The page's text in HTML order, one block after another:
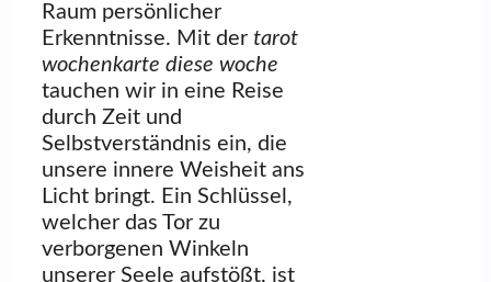
Raum persönlicher
Erkenntnisse. Mit der tarot
wochenkarte diese woche
tauchen wir in eine Reise
durch Zeit und
Selbstverständnis ein, die
unsere innere Weisheit ans
Licht bringt. Ein Schlüssel,
welcher das Tor zu
verborgenen Winkeln
unserer Seele aufstößt, ist